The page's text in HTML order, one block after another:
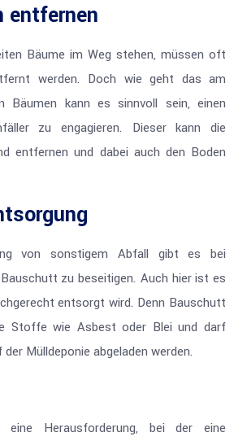
entfernen
Bäume im Weg stehen, müssen oft
werden. Doch wie geht das am
Bäumen kann es sinnvoll sein, einen
zu engagieren. Dieser kann die
entfernen und dabei auch den Boden
von sonstigem Abfall gibt es bei
zu beseitigen. Auch hier ist es
entsorgt wird. Denn Bauschutt
Stoffe wie Asbest oder Blei und darf
Mülldeponie abgeladen werden.
eine Herausforderung, bei der eine